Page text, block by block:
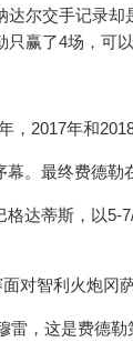
尔交手记录
赢了4场，可
2017年和
。最终费德勒
达蒂斯，以5-
对智利火炮冈
，这是费德勒